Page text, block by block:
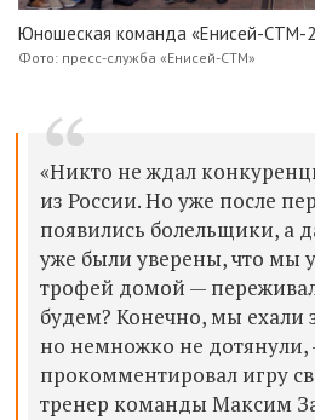
Юношеская команда «Енисей-СТМ-
Фото: пресс-служба «Енисей-СТМ»
«Никто не ждал
из России. Но уже после
появились болельщики, а
уже были уверены, что мы
трофей домой —
будем? Конечно, мы ехали
но немножко не дотянули,
прокомментировал игру
тренер команды Максим